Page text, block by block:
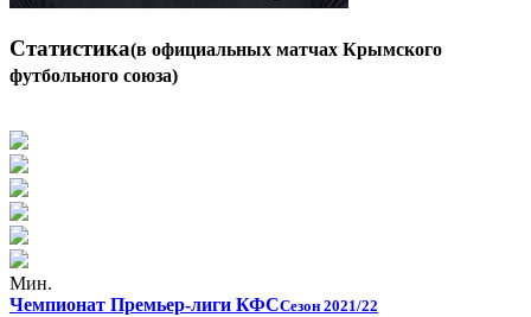
Статистика(в официальных матчах Крымского
футбольного союза)
Мин.
Чемпионат Премьер-лиги КФССезон 2021/22